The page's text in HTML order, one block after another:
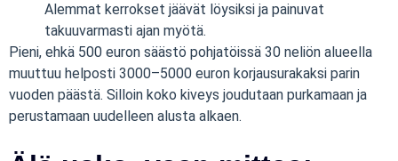
Alemmat kerrokset jäävät löysiksi ja painuvat
takuuvarmasti ajan myötä.
Pieni, ehkä 500 euron säästö pohjatöissä 30 neliön alueella
muuttuu helposti 3000–5000 euron korjausurakaksi parin
vuoden päästä. Silloin koko kiveys joudutaan purkamaan ja
perustamaan uudelleen alusta alkaen.